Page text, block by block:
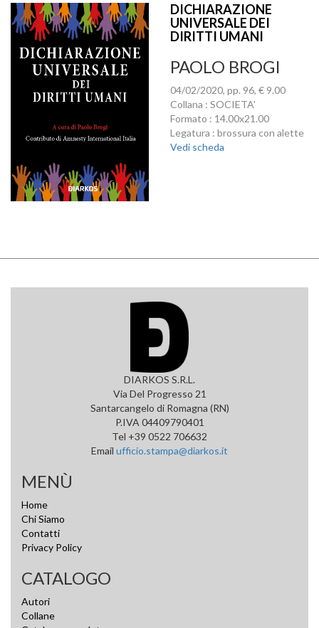
DICHIARAZIONE
UNIVERSALE DEI
DIRITTI UMANI
PAOLO BROGI
04/02/2020, pp. 96, € 9.00
Collana : SOCIETA'
Formato : 14.00x21.00
Legatura : brossura con alette
Vedi scheda
DIARKOS S.R.L.
Via Del Progresso 21
Santarcangelo di Romagna (RN)
P.IVA 04409790401
Tel +39 0522 706632
Email ufficio.stampa@diarkos.it
MENÙ
Home
Chi Siamo
Contatti
Privacy Policy
CATALOGO
Autori
Collane